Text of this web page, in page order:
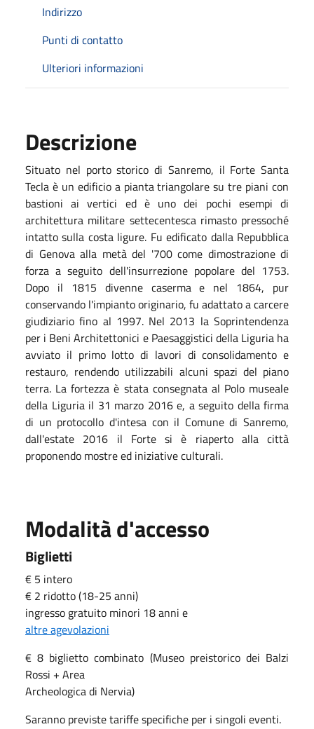
Indirizzo
Punti di contatto
Ulteriori informazioni
Descrizione
Situato nel porto storico di Sanremo, il Forte Santa
Tecla è un edificio a pianta triangolare su tre piani con
bastioni ai vertici ed è uno dei pochi esempi di
architettura militare settecentesca rimasto pressoché
intatto sulla costa ligure. Fu edificato dalla Repubblica
di Genova alla metà del '700 come dimostrazione di
forza a seguito dell'insurrezione popolare del 1753.
Dopo il 1815 divenne caserma e nel 1864, pur
conservando l'impianto originario, fu adattato a carcere
giudiziario fino al 1997. Nel 2013 la Soprintendenza
per i Beni Architettonici e Paesaggistici della Liguria ha
avviato il primo lotto di lavori di consolidamento e
restauro, rendendo utilizzabili alcuni spazi del piano
terra. La fortezza è stata consegnata al Polo museale
della Liguria il 31 marzo 2016 e, a seguito della firma
di un protocollo d'intesa con il Comune di Sanremo,
dall'estate 2016 il Forte si è riaperto alla città
proponendo mostre ed iniziative culturali.
Modalità d'accesso
Biglietti
€ 5 intero
€ 2 ridotto (18-25 anni)
ingresso gratuito minori 18 anni e
altre agevolazioni
€ 8 biglietto combinato (Museo preistorico dei Balzi
Rossi + Area
Archeologica di Nervia)
Saranno previste tariffe specifiche per i singoli eventi.